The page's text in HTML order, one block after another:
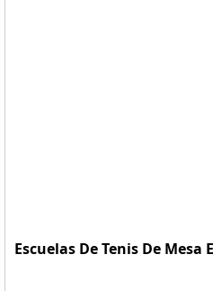
Escuelas De Tenis De Mesa